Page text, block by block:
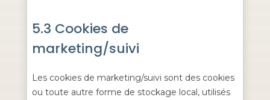
5.3 Cookies de
marketing/suivi
Les cookies de marketing/suivi sont des cookies
ou toute autre forme de stockage local, utilisés